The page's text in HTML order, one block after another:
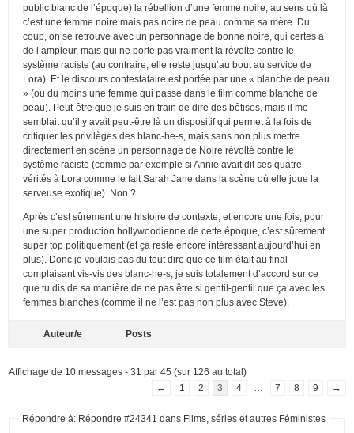
public blanc de l’époque) la rébellion d’une femme noire, au sens où là
c’est une femme noire mais pas noire de peau comme sa mère. Du
coup, on se retrouve avec un personnage de bonne noire, qui certes a
de l’ampleur, mais qui ne porte pas vraiment la révolte contre le
système raciste (au contraire, elle reste jusqu’au bout au service de
Lora). Et le discours contestataire est portée par une « blanche de peau
» (ou du moins une femme qui passe dans le film comme blanche de
peau). Peut-être que je suis en train de dire des bêtises, mais il me
semblait qu’il y avait peut-être là un dispositif qui permet à la fois de
critiquer les privilèges des blanc-he-s, mais sans non plus mettre
directement en scène un personnage de Noire révolté contre le
système raciste (comme par exemple si Annie avait dit ses quatre
vérités à Lora comme le fait Sarah Jane dans la scène où elle joue la
serveuse exotique). Non ?
Après c’est sûrement une histoire de contexte, et encore une fois, pour
une super production hollywoodienne de cette époque, c’est sûrement
super top politiquement (et ça reste encore intéressant aujourd’hui en
plus). Donc je voulais pas du tout dire que ce film était au final
complaisant vis-vis des blanc-he-s, je suis totalement d’accord sur ce
que tu dis de sa manière de ne pas être si gentil-gentil que ça avec les
femmes blanches (comme il ne l’est pas non plus avec Steve).
Auteur/e Posts
Affichage de 10 messages - 31 par 45 (sur 126 au total)
←
1 2 3 4 7 8 9 →
Répondre à: Répondre #24341 dans Films, séries et autres Féministes